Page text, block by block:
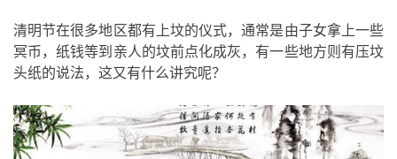
清明节在很多地区都有上坟的仪式，通常是由子女拿上一些
冥币，纸钱等到亲人的坟前点化成灰，有一些地方则有压坟
头纸的说法，这又有什么讲究呢？